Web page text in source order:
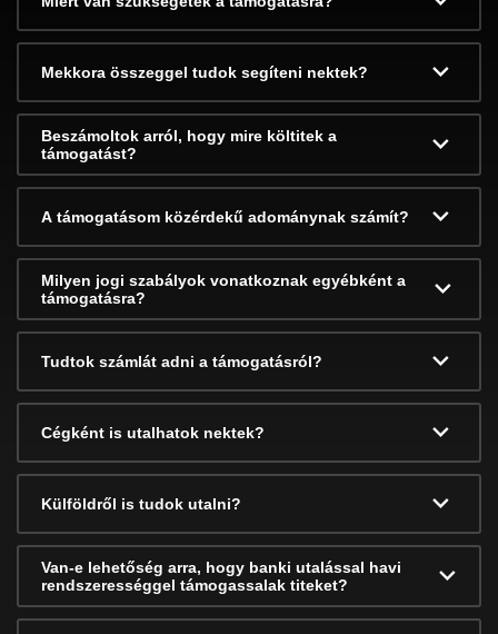
Mekkora összeggel tudok segíteni nektek?
Beszámoltok arról, hogy mire költitek a
támogatást?
A támogatásom közérdekű adománynak számít?
Milyen jogi szabályok vonatkoznak egyébként a
támogatásra?
Tudtok számlát adni a támogatásról?
Cégként is utalhatok nektek?
Külföldről is tudok utalni?
Van-e lehetőség arra, hogy banki utalással havi
rendszerességgel támogassalak titeket?